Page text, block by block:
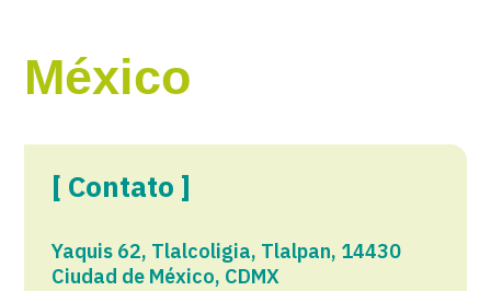
México
[ Contato ]
Yaquis 62, Tlalcoligia, Tlalpan, 14430
Ciudad de México, CDMX